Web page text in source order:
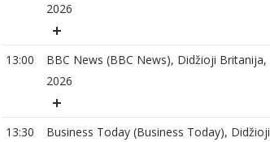
2026
13:00
BBC News (BBC News), Didžioji Britanija,
2026
13:30
Business Today (Business Today), Didžioji